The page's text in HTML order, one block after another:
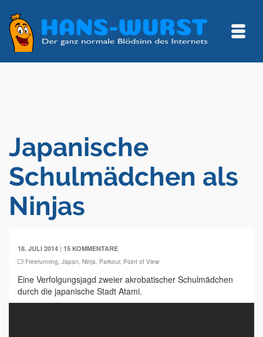
Japanische
Schulmädchen als
Ninjas
18. JULI 2014 | 15 KOMMENTARE
Freerunning, Japan, Ninja, Parkour, Point of View
Eine Verfolgungsjagd zweier akrobatischer Schulmädchen
durch die japanische Stadt Atami.